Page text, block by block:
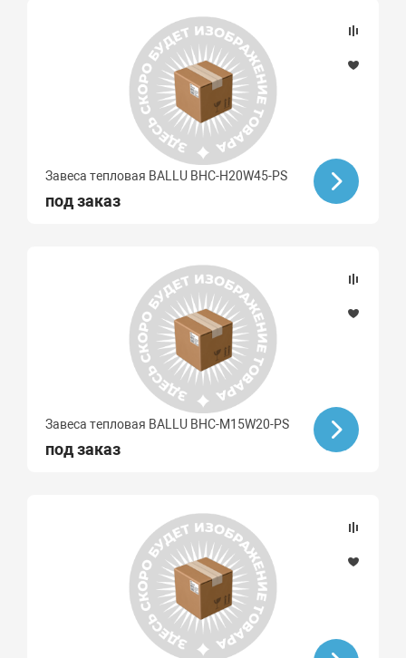
Завеса тепловая BALLU BHC-H20W45-PS
под заказ
Завеса тепловая BALLU BHC-M15W20-PS
под заказ